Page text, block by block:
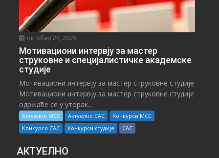
октобар 24, 2025
Мотивациони интервју за мастер
струковне и специјалистичке академске
студије
Мотивациони интервју за мастер струковне студије
Мотивациони интервју за мастер струковне студије
одржаће се у уторак...
Актуелно МСС Актуелно САС
Конкурси МСС
Конкурси САС
Конкурси студије САС
АКТУЕЛНО